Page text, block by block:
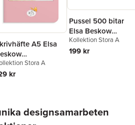
A5 Elsa
rosa
Stora A
kr
Pussel 500 bitar
Elsa Beskow
Blomsterflickorna
Kollektion Stora A
199 kr
designsamarbeten